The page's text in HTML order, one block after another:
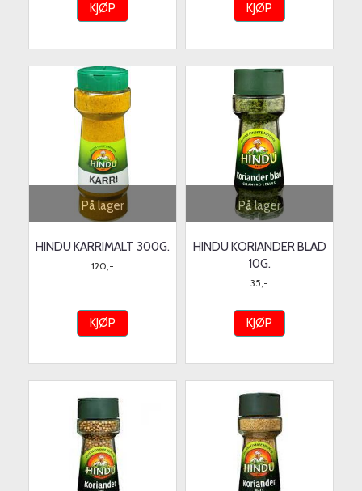
KJØP KJØP
På lager
HINDU KARRIMALT 300G.
120,-
KJØP
På lager
HINDU KORIANDER BLAD
10G.
35,-
KJØP